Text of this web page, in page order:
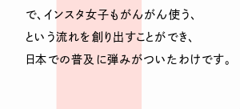
で、インスタ女子もがんがん使う、
という流れを創り出すことができ、
日本での普及に弾みがついたわけです。